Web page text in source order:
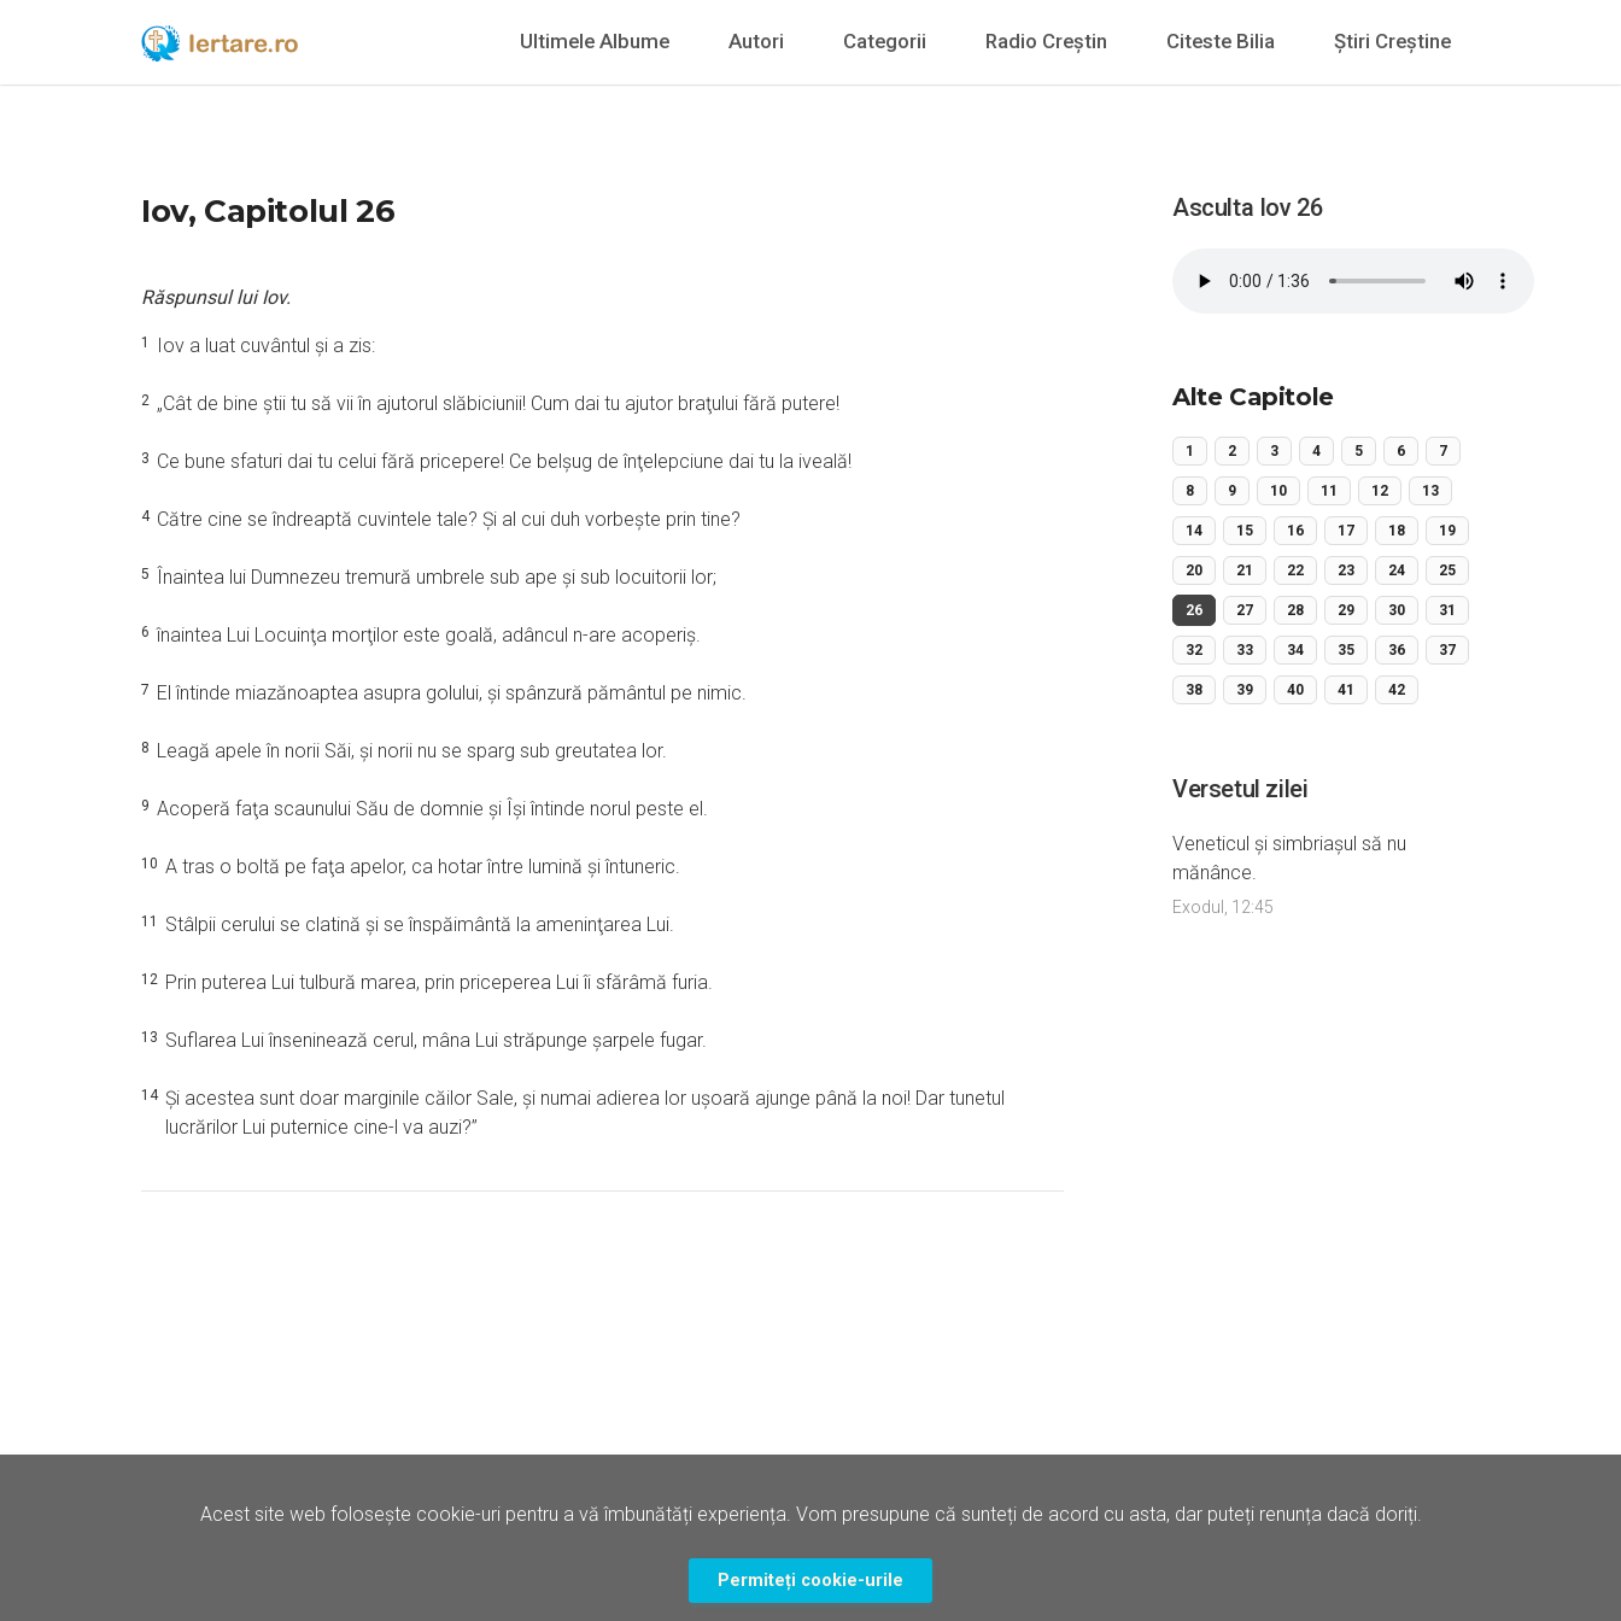
Ultimele Albume Autori Categorii Radio Creștin Citeste Bilia Știri Creștine
Iov, Capitolul 26
Răspunsul lui Iov.
1 Iov a luat cuvântul şi a zis:
2 „Cât de bine ştii tu să vii în ajutorul slăbiciunii! Cum dai tu ajutor braţului fără putere!
3 Ce bune sfaturi dai tu celui fără pricepere! Ce belşug de înţelepciune dai tu la iveală!
4 Către cine se îndreaptă cuvintele tale? Şi al cui duh vorbeşte prin tine?
5 Înaintea lui Dumnezeu tremură umbrele sub ape şi sub locuitorii lor;
6înaintea Lui Locuinţa morţilor este goală, adâncul n-are acoperiş.
7 El întinde miazănoaptea asupra golului, şi spânzură pământul pe nimic.
8 Leagă apele în norii Săi, şi norii nu se sparg sub greutatea lor.
9 Acoperă faţa scaunului Său de domnie şi Îşi întinde norul peste el.
10 A tras o boltă pe faţa apelor, ca hotar între lumină şi întuneric.
11 Stâlpii cerului se clatină şi se înspăimântă la ameninţarea Lui.
12 Prin puterea Lui tulbură marea, prin priceperea Lui îi sfărâmă furia.
13 Suflarea Lui înseninează cerul, mâna Lui străpunge şarpele fugar.
14 Şi acestea sunt doar marginile căilor Sale, şi numai adierea lor uşoară ajunge până la noi! Dar tunetul
lucrărilor Lui puternice cine-l va auzi?”
Asculta Iov 26
Alte Capitole
1 2 3 4 5 6 7
8 9 10 11 12 13
14 15 16 17 18 19
20 21 22 23 24 25
26 27 28 29 30 31
32 33 34 35 36 37
38 39 40 41 42
Versetul zilei
Veneticul şi simbriaşul să nu
mănânce.
Exodul, 12:45
Acest site web folosește cookie-uri pentru a vă îmbunătăți experiența. Vom presupune că sunteți de acord cu asta, dar puteți renunța dacă doriți.
Permiteți cookie-urile